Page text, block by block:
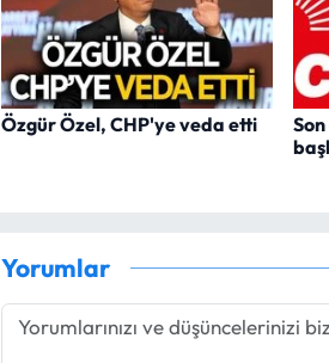
Özgür Özel, CHP'ye veda etti
Yorumlar